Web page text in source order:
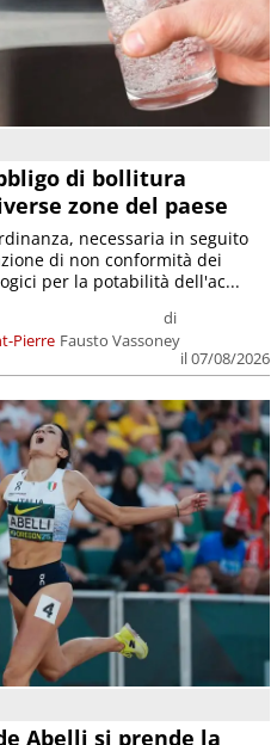
di bollitura
zone del paese
Pierre
di
Fausto Vassoney
il 07/08/2026
necessaria in seguito
di non conformità dei
per la potabilità dell'ac...
Abelli si prende la